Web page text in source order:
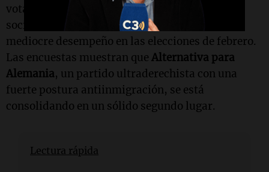
votantes. Las calificaciones para la
socialdemócratas no han mejorado desde su
mediocre desempeño en las elecciones de febrero.
Las encuestas muestran que Alternativa para
Alemania, un partido ultraderechista con una
fuerte postura antiinmigración, se está
consolidando en un sólido segundo lugar.
Lectura rápida